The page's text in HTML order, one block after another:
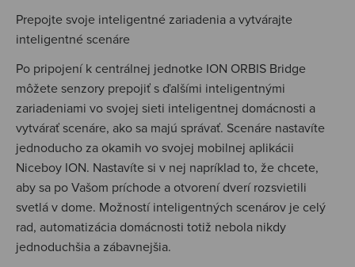
Prepojte svoje inteligentné zariadenia a vytvárajte
inteligentné scenáre
Po pripojení k centrálnej jednotke ION ORBIS Bridge
môžete senzory prepojiť s ďalšími inteligentnými
zariadeniami vo svojej sieti inteligentnej domácnosti a
vytvárať scenáre, ako sa majú správať. Scenáre nastavíte
jednoducho za okamih vo svojej mobilnej aplikácii
Niceboy ION. Nastavíte si v nej napríklad to, že chcete,
aby sa po Vašom príchode a otvorení dverí rozsvietili
svetlá v dome. Možností inteligentných scenárov je celý
rad, automatizácia domácnosti totiž nebola nikdy
jednoduchšia a zábavnejšia.